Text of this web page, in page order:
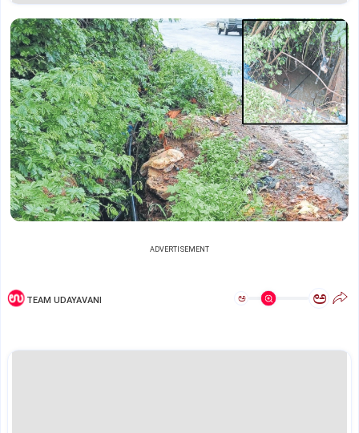
ADVERTISEMENT
TEAM UDAYAVANI ಅ ಅ